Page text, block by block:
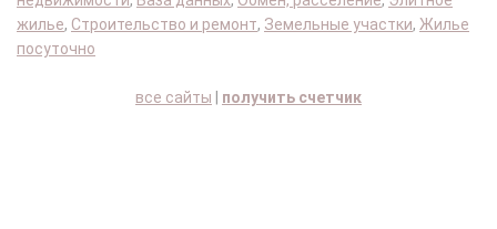
жилье, Строительство и ремонт, Земельные участки, Жилье
посуточно
все сайты получить счетчик